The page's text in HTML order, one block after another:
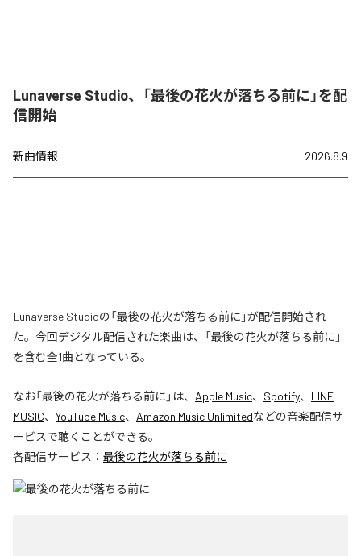
Lunaverse Studio、「最後の花火が落ちる前に」を配
信開始
新曲情報 2026.8.9
Lunaverse Studioの「最後の花火が落ちる前に」が配信開始され
た。今回デジタル配信された楽曲は、「最後の花火が落ちる前に」
を含む全1曲となっている。
なお「最後の花火が落ちる前に 」は、 Apple Music、 Spotify、 LINE
MUSIC、 YouTube Music、 Amazon Music Unlimitedなどの音楽配信サ
ービスで聴くことができる。
各配信サービス： 最後の花火が落ちる前に